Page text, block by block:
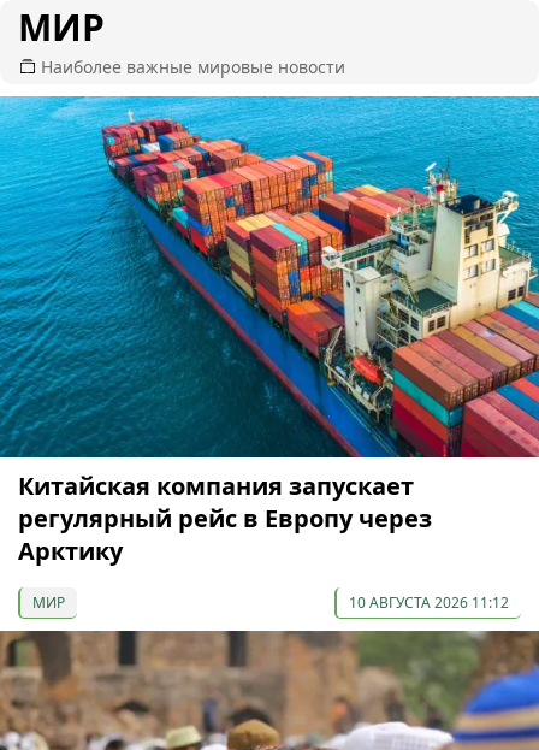
МИР
Наиболее важные мировые новости
Китайская компания запускает
регулярный рейс в Европу через
Арктику
МИР 10 АВГУСТА 2026 11:12